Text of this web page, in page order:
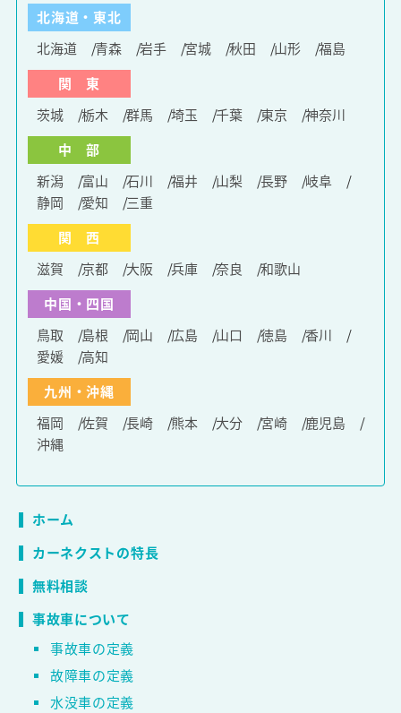
北海道・東北
北海道
青森 岩手 宮城 秋田 山形
福島
関 東
茨城
栃木 群馬 埼玉 千葉 東京
神奈川
中 部
新潟
富山 石川 福井 山梨 長野
岐阜
静岡
愛知
三重
関 西
滋賀
京都 大阪 兵庫 奈良
和歌山
中国・四国
鳥取
島根 岡山 広島 山口 徳島
香川
愛媛
高知
九州・沖縄
福岡
佐賀 長崎 熊本 大分 宮崎
鹿児島
沖縄
ホーム
カーネクストの特長
無料相談
事故車について
事故車の定義
故障車の定義
水没車の定義